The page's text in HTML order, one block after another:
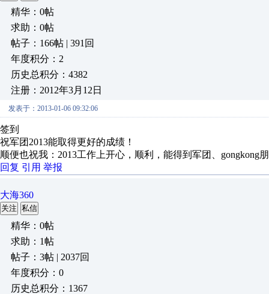
精华：0帖
求助：0帖
帖子：166帖 | 391回
年度积分：2
历史总积分：4382
注册：2012年3月12日
发表于：2013-01-06 09:32:06
签到
祝军团2013能取得更好的成绩！
顺便也祝我：2013工作上开心，顺利，能得到军团、gongkong
回复 引用 举报
大海360
关注 私信
精华：0帖
求助：1帖
帖子：3帖 | 2037回
年度积分：0
历史总积分：1367